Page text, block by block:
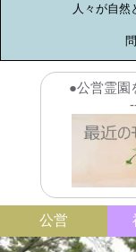
人々が自然
●公営霊園
公営